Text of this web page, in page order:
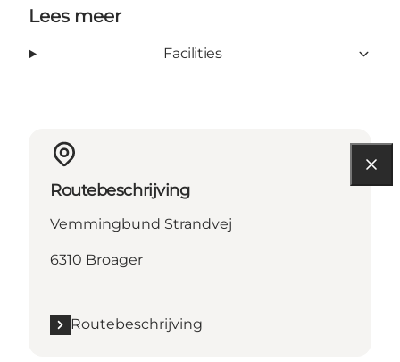
Lees meer
Facilities
Routebeschrijving
Vemmingbund Strandvej
6310 Broager
Routebeschrijving